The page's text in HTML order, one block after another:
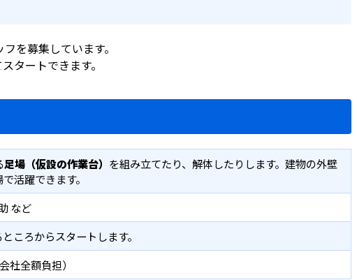
を募集しています。
タートできます。
足場（仮設の作業台） を組み立てたり、解体したりします。建物の外壁
活躍できます。
など
ころからスタートします。
社全額負担）